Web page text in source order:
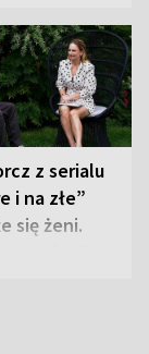
z serialu
i na złe”
się żeni.
zmienił